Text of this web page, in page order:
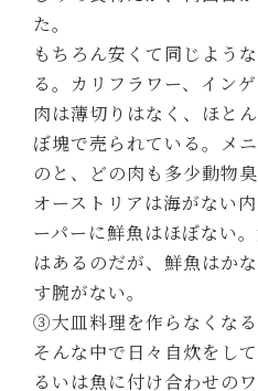
た。
もちろん安くて同じよう
る。カリフラワー、イン
肉は薄切りはなく、ほと
ぼ塊で売られている。メ
のと、どの肉も多少動物臭
オーストリアは海がない
ーパーに鮮魚はほぼない
はあるのだが、鮮魚はか
す腕がない。
③大皿料理を作らなくなる
そんな中で日々自炊をし
るいは魚に付け合わせの